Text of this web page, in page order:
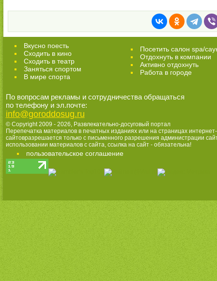
Вкусно поесть
Сходить в кино
Cходить в театр
Заняться спортом
В мире спорта
Посетить салон spa/
Отдохнуть в компании
Активно отдохнуть
Работа в городе
По вопросам рекламы и сотрудничества обращаться
по телефону и эл.почте:
info@goroddosug.ru
© Copyright 2009 - 2026, Развлекательно-досуговый портал
Перепечатка материалов в печатных изданиях или на страницах интернет-
сайтовразрешается только с письменного разрешения администрации
использовании материалов с сайта, ссылка на сайт - обязательна!
пользовательское соглашение